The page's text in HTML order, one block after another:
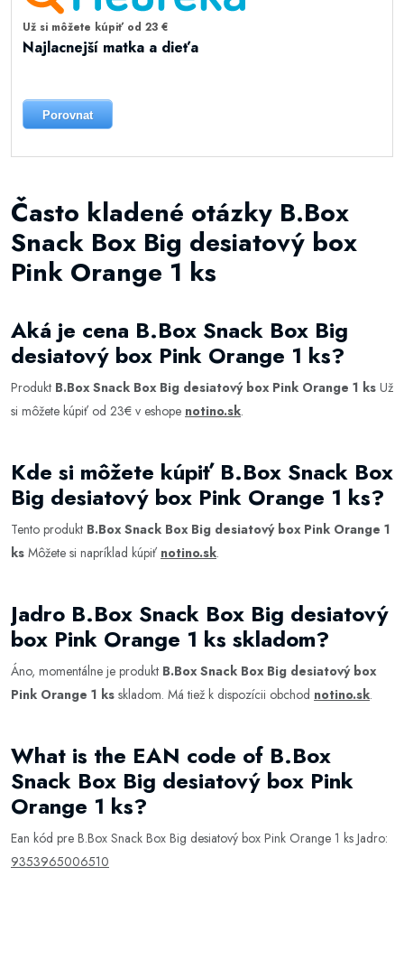
Už si môžete kúpiť od 23 €
Najlacnejší matka a dieťa
Porovnat
Často kladené otázky B.Box
Snack Box Big desiatový box
Pink Orange 1 ks
Aká je cena B.Box Snack Box Big
desiatový box Pink Orange 1 ks?
Produkt B.Box Snack Box Big desiatový box Pink Orange 1 ks Už
si môžete kúpiť od 23€ v eshope notino.sk.
Kde si môžete kúpiť B.Box Snack Box
Big desiatový box Pink Orange 1 ks?
Tento produkt B.Box Snack Box Big desiatový box Pink Orange 1
ks Môžete si napríklad kúpiť notino.sk.
Jadro B.Box Snack Box Big desiatový
box Pink Orange 1 ks skladom?
Áno, momentálne je produkt B.Box Snack Box Big desiatový box
Pink Orange 1 ks skladom. Má tiež k dispozícii obchod notino.sk.
What is the EAN code of B.Box
Snack Box Big desiatový box Pink
Orange 1 ks?
Ean kód pre B.Box Snack Box Big desiatový box Pink Orange 1 ks Jadro:
9353965006510